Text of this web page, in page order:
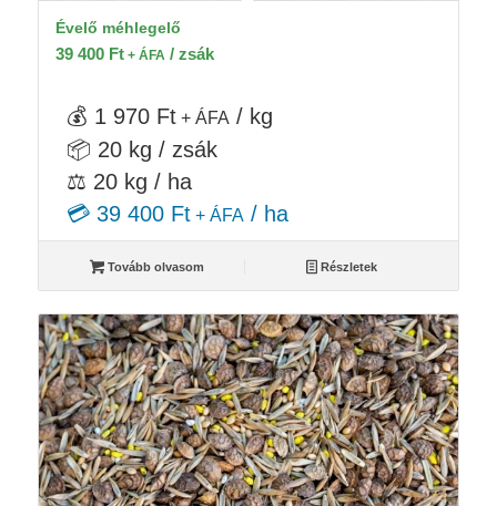
Évelő méhlegelő
39 400 Ft+ ÁFA / zsák
💰 1 970 Ft+ ÁFA / kg
📦 20 kg / zsák
⚖️ 20 kg / ha
💳 39 400 Ft+ ÁFA/ ha
Tovább olvasom Részletek